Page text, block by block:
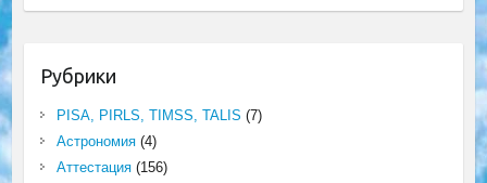
Рубрики
PISA, PIRLS, TIMSS, TALIS (7)
Астрономия(4)
Аттестация(156)